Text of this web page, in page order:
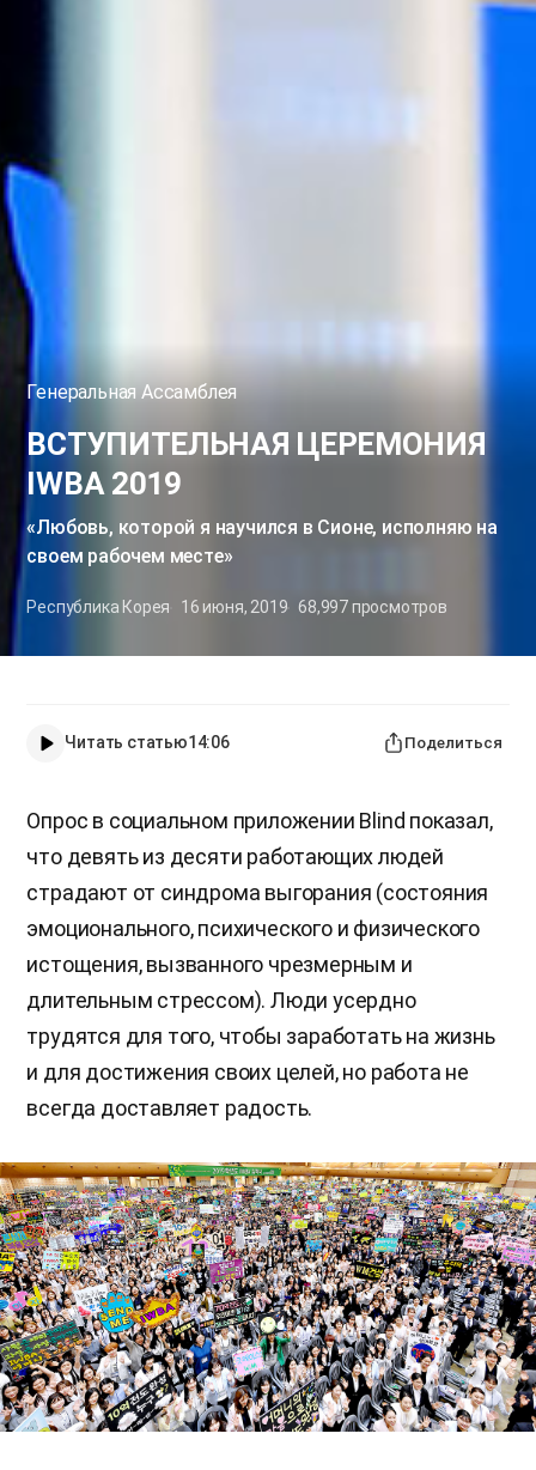
Генеральная Ассамблея
ВСТУПИТЕЛЬНАЯ ЦЕРЕМОНИЯ
IWBA 2019
«Любовь, которой я научился в Сионе, исполняю на
своем рабочем месте»
Республика Корея 16 июня, 2019 68,997просмотров
Читать статью14:06 Поделиться
Опрос в социальном приложении Blind показал,
что девять из десяти работающих людей
страдают от синдрома выгорания (состояния
эмоционального, психического и физического
истощения, вызванного чрезмерным и
длительным стрессом). Люди усердно
трудятся для того, чтобы заработать на жизнь
и для достижения своих целей, но работа не
всегда доставляет радость.